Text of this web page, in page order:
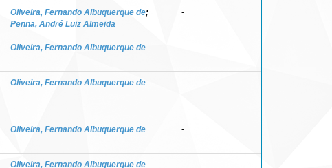
Oliveira, Fernando Albuquerque de;
Penna, André Luiz Almeida
-
Oliveira, Fernando Albuquerque de -
Oliveira, Fernando Albuquerque de -
Oliveira, Fernando Albuquerque de -
Oliveira, Fernando Albuquerque de -